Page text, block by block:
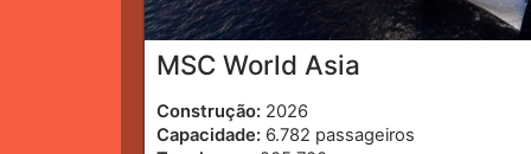
MSC World Asia
Construção: 2026
Capacidade: 6.782 passageiros